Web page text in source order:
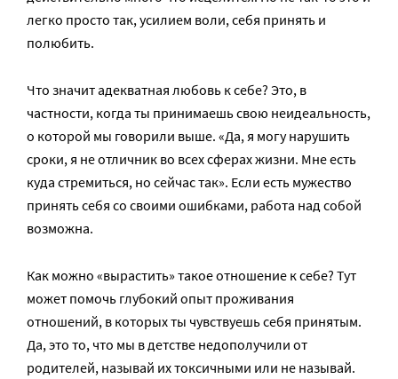
легко просто так, усилием воли, себя принять и
полюбить.
Что значит адекватная любовь к себе? Это, в
частности, когда ты принимаешь свою неидеальность,
о которой мы говорили выше. «Да, я могу нарушить
сроки, я не отличник во всех сферах жизни. Мне есть
куда стремиться, но сейчас так». Если есть мужество
принять себя со своими ошибками, работа над собой
возможна.
Как можно «вырастить» такое отношение к себе? Тут
может помочь глубокий опыт проживания
отношений, в которых ты чувствуешь себя принятым.
Да, это то, что мы в детстве недополучили от
родителей, называй их токсичными или не называй.